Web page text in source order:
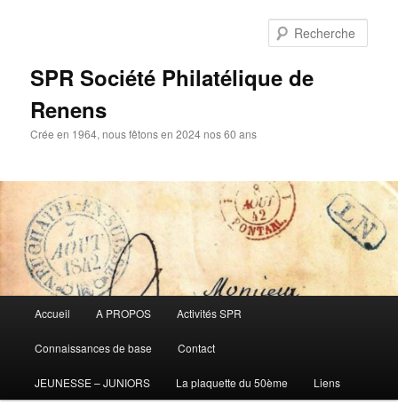
SPR Société Philatélique de
Renens
Crée en 1964, nous fêtons en 2024 nos 60 ans
principal
Accueil A PROPOS Activités SPR
Connaissances de base Contact
JEUNESSE – JUNIORS La plaquette du 50ème Liens